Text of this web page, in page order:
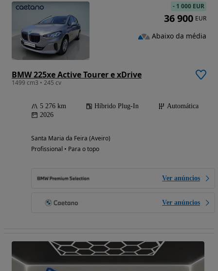
BMW 225xe Active Tourer e xDrive
1499 cm3 • 245 cv
5 276 km Híbrido Plug-In
Automática
2026
Santa Maria da Feira (Aveiro)
Profissional • Para o topo
Ver anúncios
Ver anúncios
- 1 000 EUR
36 900 EUR
Abaixo da média